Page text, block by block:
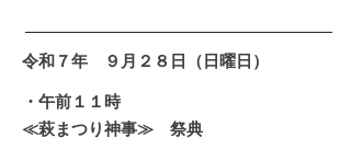
令和７年 ９月２８日（日曜日）
・午前１１時
≪萩まつり神事≫ ​ 祭典